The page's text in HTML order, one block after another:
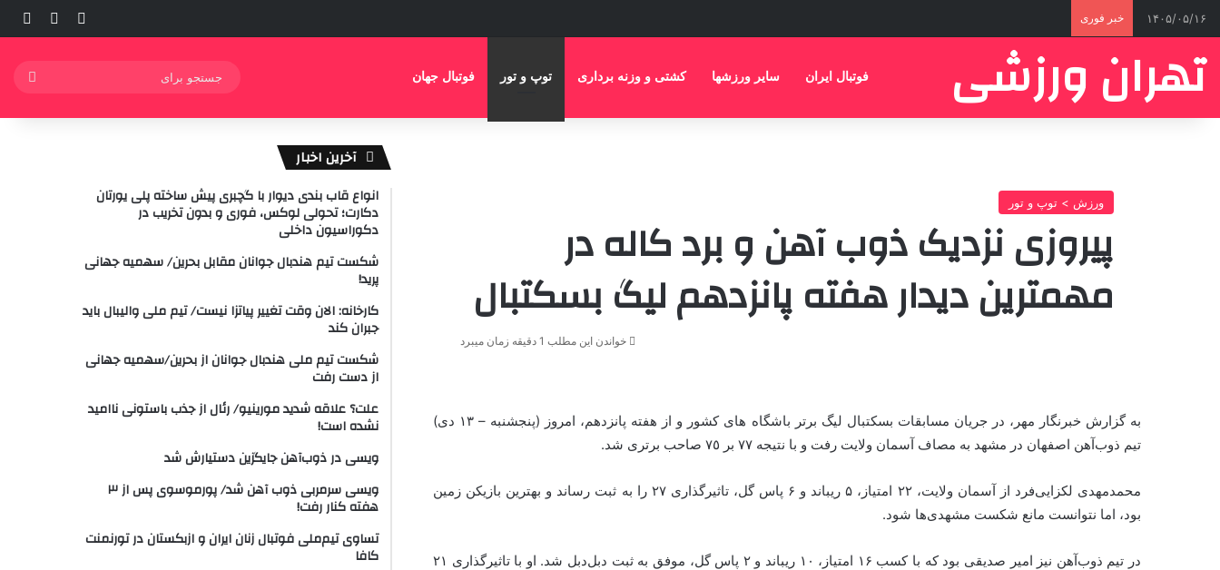
۱۴۰۵/۰۵/۱۶ خبر فوری ورود نوشته
تهران ورزشی فوتبال ایران سایر ورزشها کشتی و وزنه برداری توپ و تور فوتبال جهان
ورزش > توپ و تور
پیروزی نزدیک ذوب آهن و برد کاله در
مهمترین دیدار هفته پانزدهم لیگ بسکتبال
خواندن این مطلب 1 دقیقه زمان میبرد
به گزارش خبرنگار مهر، در جریان مسابقات بسکتبال لیگ برتر باشگاه های کشور و از هفته پانزدهم، امروز (پنجشنبه – ١٣ دی)
تیم ذوب‌آهن اصفهان در مشهد به مصاف آسمان ولایت رفت و با نتیجه ٧٧ بر ٧٥ صاحب برتری شد.
محمدمهدی لکزایی‌فرد از آسمان ولایت، ۲۲ امتیاز، ۵ ریباند و ۶ پاس گل، تاثیرگذاری ۲۷ را به ثبت رساند و بهترین بازیکن زمین
بود، اما نتوانست مانع شکست مشهدی‌ها شود.
در تیم ذوب‌آهن نیز امیر صدیقی بود که با کسب ۱۶ امتیاز، ۱۰ ریباند و ۲ پاس گل، موفق به ثبت دبل‌دبل شد. او با تاثیرگذاری ۲۱
آخرین اخبار
انواع قاب بندی دیوار با گچبری پیش ساخته پلی یورتان
دکارت؛ تحولی لوکس، فوری و بدون تخریب در
دکوراسیون داخلی
شکست تیم هندبال جوانان مقابل بحرین/ سهمیه جهانی
پرید!
کارخانه: الان وقت تغییر پیاتزا نیست/ تیم ملی والیبال باید
جبران کند
شکست تیم ملی هندبال جوانان از بحرین/سهمیه جهانی
از دست رفت
علت؟ علاقه شدید مورینیو/ رئال از جذب باستونی ناامید
نشده است!
ویسی در ذوب‌آهن جایگزین دستیارش شد
ویسی سرمربی ذوب آهن شد/ پورموسوی پس از ۳
هفته کنار رفت!
تساوی تیم‌ملی فوتبال زنان ایران و ازبکستان در تورنمنت
کافا